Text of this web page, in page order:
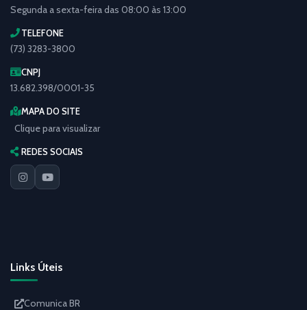
Segunda a sexta-feira das 08:00 às 13:00
TELEFONE
(73) 3283-3800
CNPJ
13.682.398/0001-35
MAPA DO SITE
Clique para visualizar
REDES SOCIAIS
Links Úteis
Comunica BR